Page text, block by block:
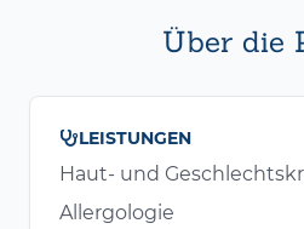
Über die
LEISTUNGEN
Haut- und
Allergologie